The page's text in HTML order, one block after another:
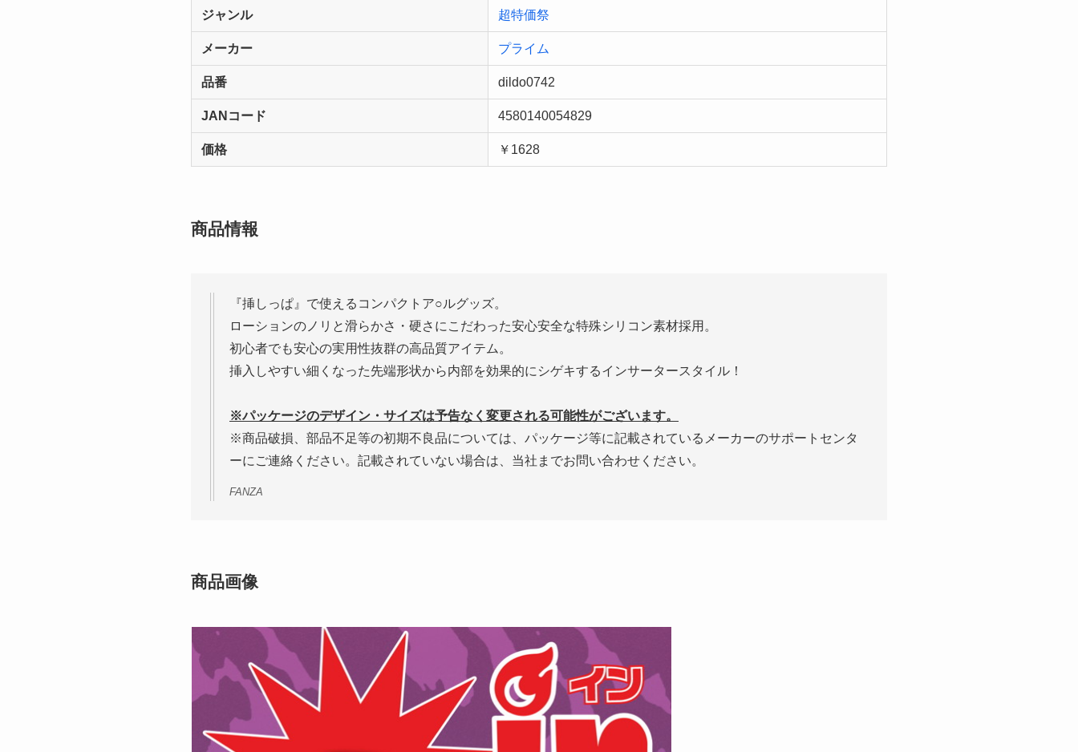
ジャンル 超特価祭
メーカー プライム
品番 dildo0742
JANコード 4580140054829
価格 ￥1628
商品情報
『挿しっぱ』で使えるコンパクトア○ルグッズ。
ローションのノリと滑らかさ・硬さにこだわった安心安全な特殊シリコン素材採用。
初心者でも安心の実用性抜群の高品質アイテム。
挿入しやすい細くなった先端形状から内部を効果的にシゲキするインサータースタイル！
※パッケージのデザイン・サイズは予告なく変更される可能性がございます。
※商品破損、部品不足等の初期不良品については、パッケージ等に記載されているメーカーのサポートセンタ
ーにご連絡ください。記載されていない場合は、当社までお問い合わせください。
FANZA
商品画像